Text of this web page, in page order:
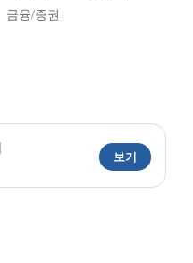
금융/증권
보기